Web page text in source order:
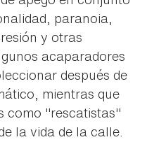
paranoia,
y otras
acaparadores
después de
mientras que
como "rescatistas"
la vida de la calle.